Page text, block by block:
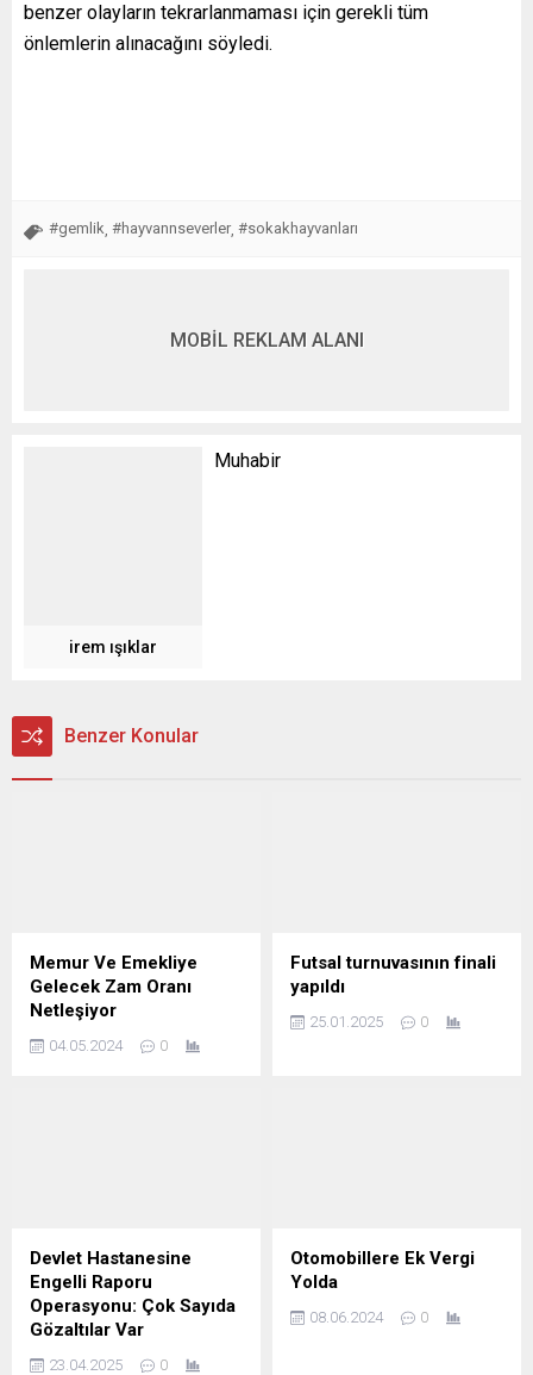
benzer olayların tekrarlanmaması için gerekli tüm
önlemlerin alınacağını söyledi.
#gemlik, #hayvannseverler, #sokakhayvanları
MOBİL REKLAM ALANI
irem ışıklar
Muhabir
Benzer Konular
Memur Ve Emekliye
Gelecek Zam Oranı
Netleşiyor
04.05.2024 0
Futsal turnuvasının finali
yapıldı
25.01.2025 0
Devlet Hastanesine
Engelli Raporu
Operasyonu: Çok Sayıda
Gözaltılar Var
23.04.2025 0
Otomobillere Ek Vergi
Yolda
08.06.2024 0